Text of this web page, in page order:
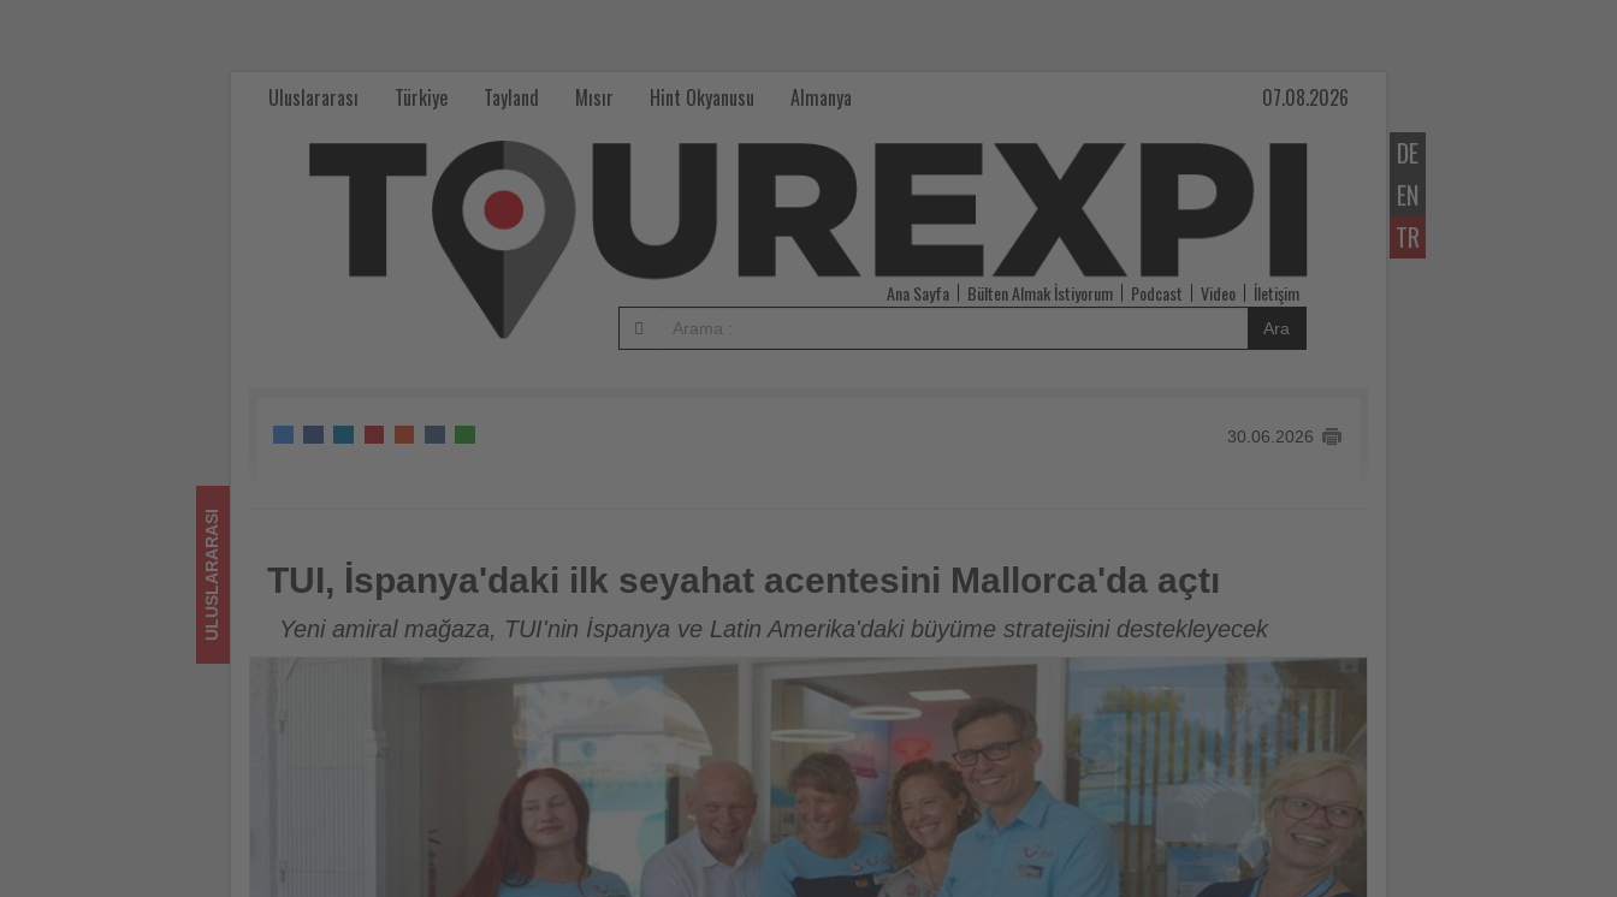
DE
EN
TR
Uluslararası Türkiye Tayland Mısır Hint Okyanusu Almanya 07.08.2026
Ana Sayfa Bülten Almak İstiyorum Podcast Video İletişim
Ara
30.06.2026
TUI, İspanya'daki ilk seyahat acentesini Mallorca'da açtı
ULUSLARARASI TUI, İspanya'daki ilk seyahat acentesini Mallorca'da açtı
Yeni amiral mağaza, TUI'nin İspanya ve Latin Amerika'daki büyüme stratejisini destekleyecek